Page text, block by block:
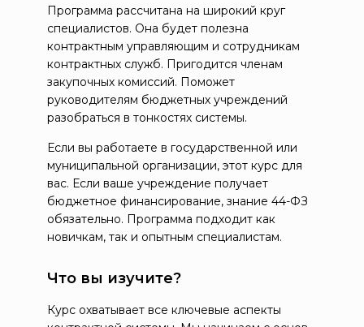
Программа рассчитана на широкий круг
специалистов. Она будет полезна
контрактным управляющим и сотрудникам
контрактных служб. Пригодится членам
закупочных комиссий. Поможет
руководителям бюджетных учреждений
разобраться в тонкостях системы.
Если вы работаете в государственной или
муниципальной организации, этот курс для
вас. Если ваше учреждение получает
бюджетное финансирование, знание 44-ФЗ
обязательно. Программа подходит как
новичкам, так и опытным специалистам.
Что вы изучите?
Курс охватывает все ключевые аспекты